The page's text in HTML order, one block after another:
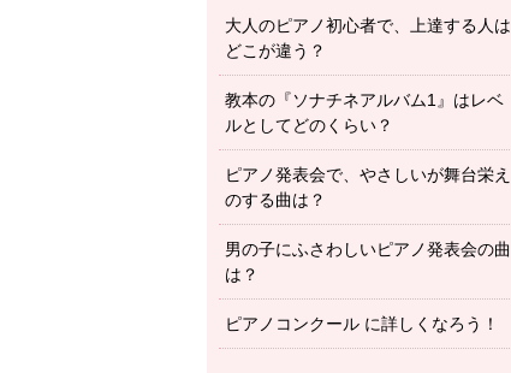
大人のピアノ初心者で、上達する人は
どこが違う？
教本の『ソナチネアルバム1』はレベ
ルとしてどのくらい？
ピアノ発表会で、やさしいが舞台栄え
のする曲は？
男の子にふさわしいピアノ発表会の曲
は？
ピアノコンクール に詳しくなろう！